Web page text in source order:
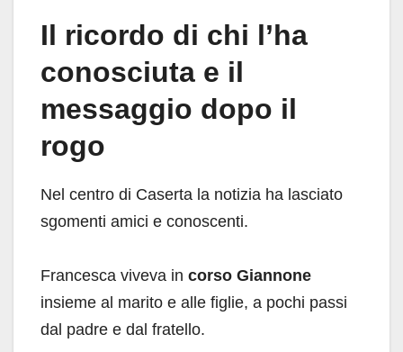
Il ricordo di chi l’ha
conosciuta e il
messaggio dopo il
rogo
Nel centro di Caserta la notizia ha lasciato
sgomenti amici e conoscenti.
Francesca viveva in corso Giannone
insieme al marito e alle figlie, a pochi passi
dal padre e dal fratello.